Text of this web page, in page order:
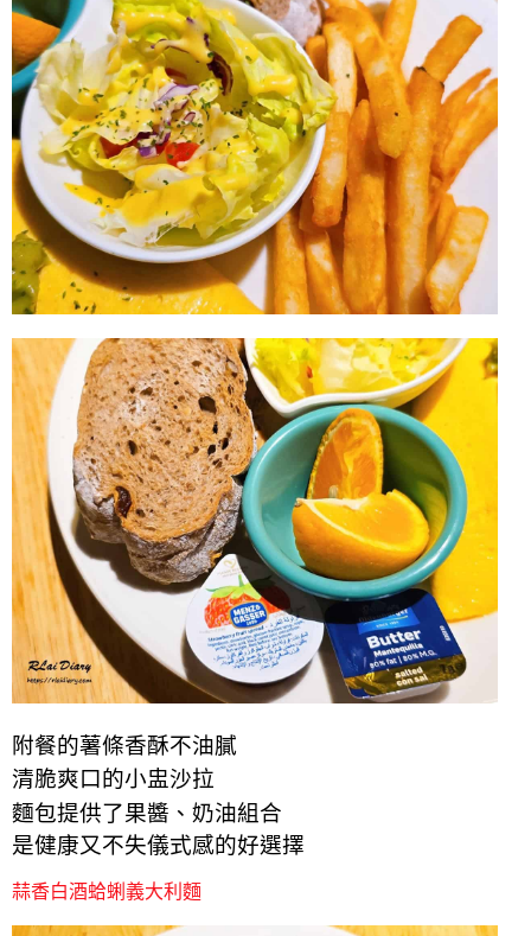
附餐的薯條香酥不油膩
清脆爽口的小盅沙拉
麵包提供了果醬、奶油組合
是健康又不失儀式感的好選擇
蒜香白酒蛤蜊義大利麵